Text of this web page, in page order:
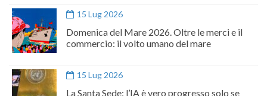
15 Lug 2026
Domenica del Mare 2026. Oltre le merci e il
commercio: il volto umano del mare
15 Lug 2026
La Santa Sede: l’IA è vero progresso solo se